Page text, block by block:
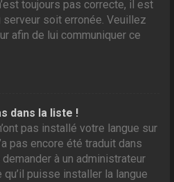
toujours pas correcte, il est
serveur soit erronée. Veuillez
afin de lui communiquer ce
dans la liste !
pas installé votre langue sur
pas encore été traduit dans
à un administrateur
puisse installer la langue